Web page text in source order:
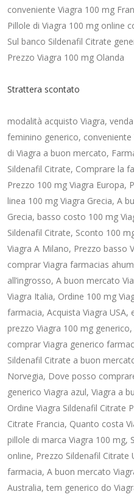
conveniente Viagra 100 mg
Pillole di Viagra 100 mg online
Sul banco Sildenafil Citrate
Prezzo Viagra 100 mg Olanda
Strattera scontato
modalità acquisto Viagra,
feminino generico,
di Viagra a buon mercato,
Sildenafil Citrate, Comprare la
Prezzo 100 mg Viagra Europa,
linea 100 mg Viagra Grecia, A
Grecia, basso costo 100 mg
Sildenafil Citrate, Sconto 100
Viagra A Milano, Prezzo basso
comprar Viagra farmacias
all’ingrosso, A buon mercato
Viagra Italia, Ordine 100 mg
farmacia, Acquista Viagra
prezzo Viagra 100 mg
comprar Viagra generico
Sildenafil Citrate a buon
Norvegia, Dove posso
generico Viagra azul, Viagra a
Ordine Viagra Sildenafil Citrate
Citrate Francia, Quanto costa
pillole di marca Viagra 100 mg,
online, Prezzo Sildenafil Citrate
farmacia, A buon mercato
Australia, tem generico do